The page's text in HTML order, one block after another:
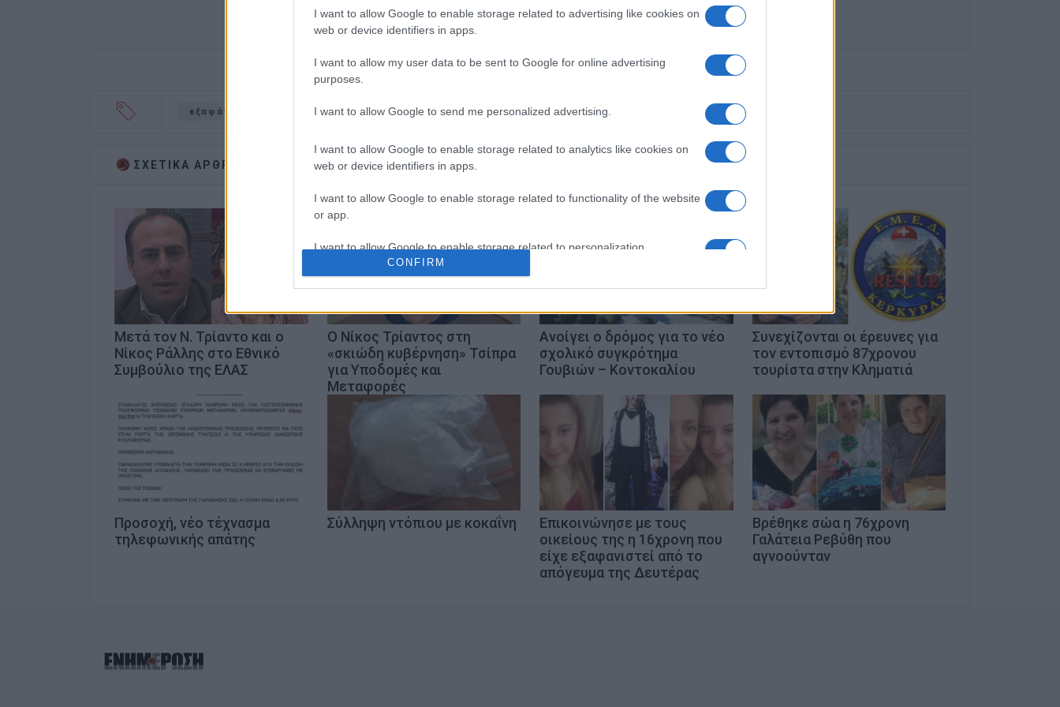
I want to allow Google to enable storage related to advertising like cookies on
web or device identifiers in apps.
I want to allow my user data to be sent to Google for online advertising
purposes.
I want to allow Google to send me personalized advertising.
I want to allow Google to enable storage related to analytics like cookies on
web or device identifiers in apps.
I want to allow Google to enable storage related to functionality of the website
or app.
I want to allow Google to enable storage related to personalization.
CONFIRM
εξαφάνιση ελασ κοντόκαλι
ΣΧΕΤΙΚA AΡΘΡΑ
Μετά τον Ν. Τρίαντο και ο
Νίκος Ράλλης στο Εθνικό
Συμβούλιο της ΕΛΑΣ
Ο Νίκος Τρίαντος στη
«σκιώδη κυβέρνηση» Τσίπρα
για Υποδομές και
Μεταφορές
Ανοίγει ο δρόμος για το νέο
σχολικό συγκρότημα
Γουβιών – Κοντοκαλίου
Συνεχίζονται οι έρευνες για
τον εντοπισμό 87χρονου
τουρίστα στην Κληματιά
Προσοχή, νέο τέχνασμα
τηλεφωνικής απάτης
Σύλληψη ντόπιου με κοκαΐνη
Επικοινώνησε με τους
οικείους της η 16χρονη που
είχε εξαφανιστεί από το
απόγευμα της Δευτέρας
Βρέθηκε σώα η 76χρονη
Γαλάτεια Ρεβύθη που
αγνοούνταν